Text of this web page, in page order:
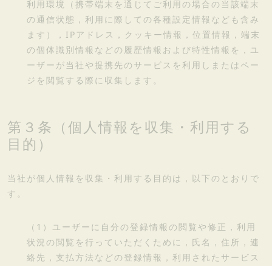
利用環境（携帯端末を通じてご利用の場合の当該端末
の通信状態，利用に際しての各種設定情報なども含み
ます），IPアドレス，クッキー情報，位置情報，端末
の個体識別情報などの履歴情報および特性情報を，ユ
ーザーが当社や提携先のサービスを利用しまたはペー
ジを閲覧する際に収集します。
第３条（個人情報を収集・利用する
目的）
当社が個人情報を収集・利用する目的は，以下のとおりで
す。
（1）ユーザーに自分の登録情報の閲覧や修正，利用
状況の閲覧を行っていただくために，氏名，住所，連
絡先，支払方法などの登録情報，利用されたサービス